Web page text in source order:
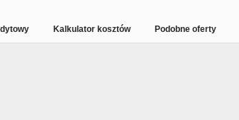
Kalkulator kosztów Podobne oferty